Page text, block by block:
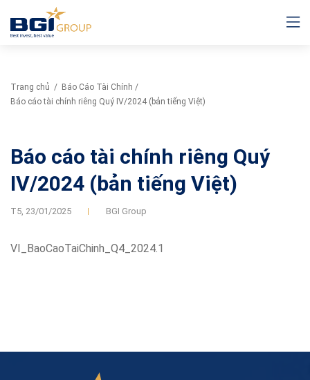
Trang chủ / Báo Cáo Tài Chính /
Báo cáo tài chính riêng Quý IV/2024 (bản tiếng Việt)
Báo cáo tài chính riêng Quý
IV/2024 (bản tiếng Việt)
T5, 23/01/2025 BGI Group
VI_BaoCaoTaiChinh_Q4_2024.1